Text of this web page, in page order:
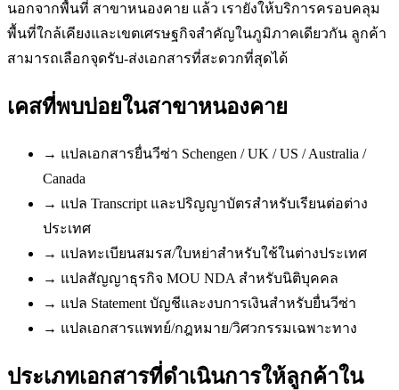
นอกจากพื้นที่ สาขาหนองคาย แล้ว เรายังให้บริการครอบคลุม
พื้นที่ใกล้เคียงและเขตเศรษฐกิจสำคัญในภูมิภาคเดียวกัน ลูกค้า
สามารถเลือกจุดรับ-ส่งเอกสารที่สะดวกที่สุดได้
เคสที่พบบ่อยในสาขาหนองคาย
→ แปลเอกสารยื่นวีซ่า Schengen / UK / US / Australia /
Canada
→ แปล Transcript และปริญญาบัตรสำหรับเรียนต่อต่าง
ประเทศ
→ แปลทะเบียนสมรส/ใบหย่าสำหรับใช้ในต่างประเทศ
→ แปลสัญญาธุรกิจ MOU NDA สำหรับนิติบุคคล
→ แปล Statement บัญชีและงบการเงินสำหรับยื่นวีซ่า
→ แปลเอกสารแพทย์/กฎหมาย/วิศวกรรมเฉพาะทาง
ประเภทเอกสารที่ดำเนินการให้ลูกค้าใน